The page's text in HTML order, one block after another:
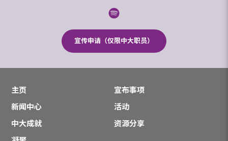
宣传申请（仅限中大职员）
主页
宣布事项
新闻中心
活动
中大成就
资源分享